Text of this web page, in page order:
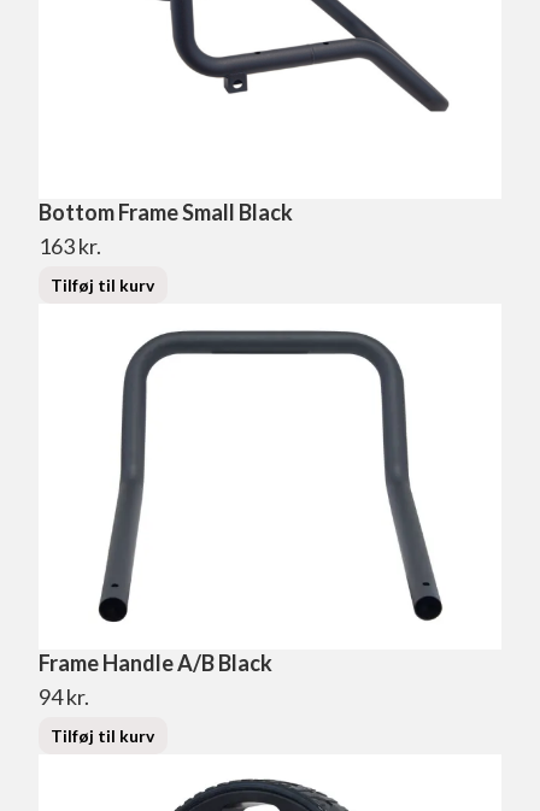
Bottom Frame Small Black
163kr.
Tilføj til kurv
Frame Handle A/B Black
94kr.
Tilføj til kurv